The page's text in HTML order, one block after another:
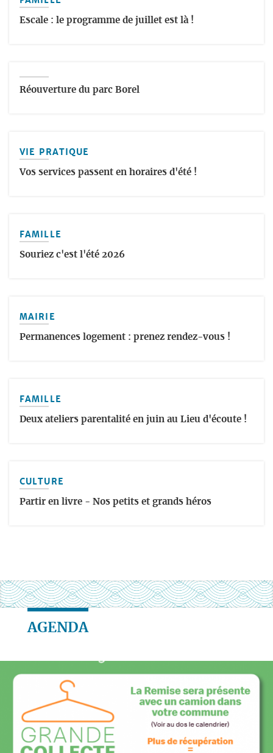
Escale : le programme de juillet est là !
Réouverture du parc Borel
VIE PRATIQUE
Vos services passent en horaires d'été !
FAMILLE
Souriez c'est l'été 2026
MAIRIE
Permanences logement : prenez rendez-vous !
FAMILLE
Deux ateliers parentalité en juin au Lieu d'écoute !
CULTURE
Partir en livre - Nos petits et grands héros
AGENDA